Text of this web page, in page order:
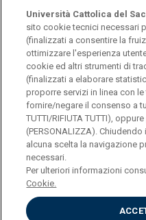
© Università Cattolica del
Largo A. Gemelli 1, 20123
PI 02133120150
ENGLISH
Università Cattolica del
sito cookie tecnici necessari
(finalizzati a consentire la
ottimizzare l'esperienza
cookie ed altri strumenti di
(finalizzati a elaborare
proporre servizi in linea con
fornire/negare il consenso a
TUTTI/RIFIUTA TUTTI),
(PERSONALIZZA).
alcuna scelta la navigazione
necessari.
Per ulteriori informazioni
Cookie.